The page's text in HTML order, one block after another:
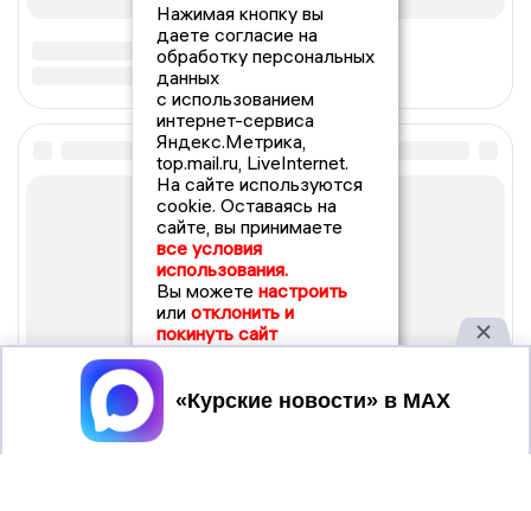
Нажимая кнопку вы
даете согласие на
обработку персональных
данных
с использованием
интернет-сервиса
Яндекс.Метрика,
top.mail.ru, LiveInternet.
На сайте используются
cookie. Оставаясь на
сайте, вы принимаете
все условия
использования.
Вы можете настроить
или отклонить и
покинуть сайт
Принять